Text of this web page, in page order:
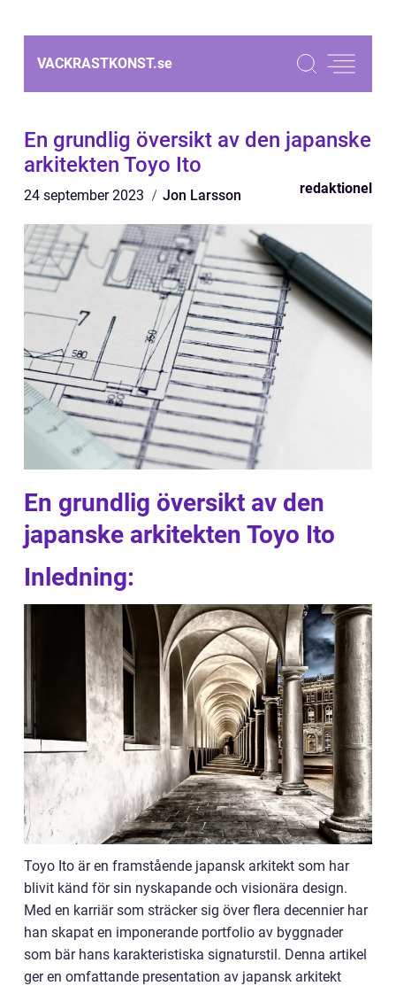
VACKRASTKONST.se
En grundlig översikt av den japanske
arkitekten Toyo Ito
24 september 2023 Jon Larsson redaktionel
En grundlig översikt av den
japanske arkitekten Toyo Ito
Inledning:
Toyo Ito är en framstående japansk arkitekt som har
blivit känd för sin nyskapande och visionära design.
Med en karriär som sträcker sig över flera decennier har
han skapat en imponerande portfolio av byggnader
som bär hans karakteristiska signaturstil. Denna artikel
ger en omfattande presentation av japansk arkitekt